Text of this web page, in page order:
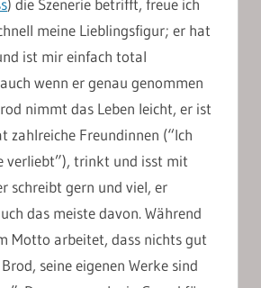
) die Szenerie betrifft, freue ich
meine Lieblingsfigur; er hat
ist mir einfach total
wenn er genau genommen
nimmt das Leben leicht, er ist
zahlreiche Freundinnen (“Ich
verliebt”), trinkt und isst mit
schreibt gern und viel, er
das meiste davon. Während
Motto arbeitet, dass nichts gut
seine eigenen Werke sind